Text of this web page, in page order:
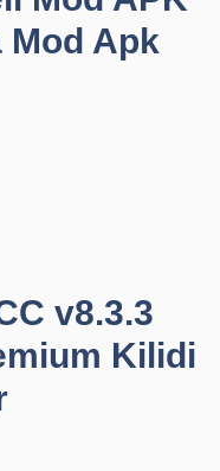
Mod Apk
v8.3.3
Kilidi